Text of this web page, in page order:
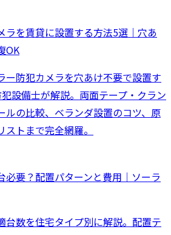
ラを賃貸に設置する方法5選｜穴あ
OK
ー防犯カメラを穴あけ不要で設置す
設備士が解説。両面テープ・クラン
ルの比較、ベランダ設置のコツ、原
トまで完全網羅。
必要？配置パターンと費用｜ソーラ
台数を住宅タイプ別に解説。配置テ